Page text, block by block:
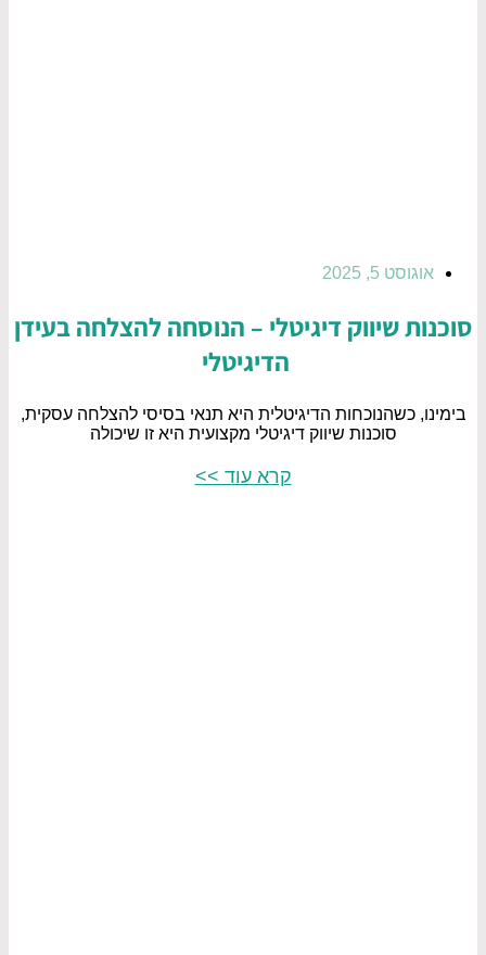
אוגוסט 5, 2025
סוכנות שיווק דיגיטלי – הנוסחה להצלחה בעידן
הדיגיטלי
בימינו, כשהנוכחות הדיגיטלית היא תנאי בסיסי להצלחה עסקית,
סוכנות שיווק דיגיטלי מקצועית היא זו שיכולה
קרא עוד >>